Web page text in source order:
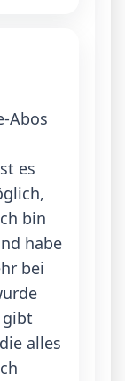
Abos
es
bin
habe
bei
gibt
alles